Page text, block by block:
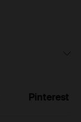
Pinterest